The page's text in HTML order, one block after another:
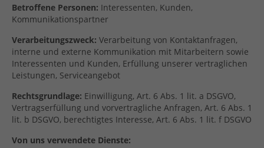
Betroffene Personen: Interessenten, Kunden,
Kommunikationspartner
Verarbeitungszweck: Verarbeitung von Kontaktanfragen,
interne und externe Kommunikation mit Mitarbeitern sowie
Interessenten und Kunden, Erfüllung unserer vertraglichen
Leistungen, Serviceangebot
Rechtsgrundlage: Einwilligung, Art. 6 Abs. 1 lit. a DSGVO,
Vertragserfüllung und vorvertragliche Anfragen, Art. 6 Abs. 1
lit. b DSGVO, berechtigtes Interesse, Art. 6 Abs. 1 lit. f DSGVO
Von uns verwendete Dienste: